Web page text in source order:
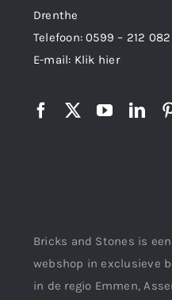
Drenthe
Telefoon:0599 – 212 082
E-mail: Klik hier
Bricks and Stones is
webshop in exclusieve
in de regio Emmen,